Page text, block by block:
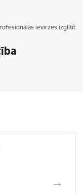
ievirzes izglītība